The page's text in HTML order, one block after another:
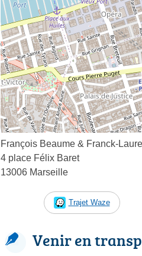
François Beaume & Franck-
4 place Félix Baret
13006 Marseille
Trajet Waze
Venir en